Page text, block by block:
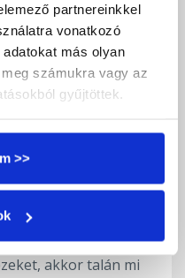
partnereinkkel
vonatkozó
más olyan
számukra vagy az
gyűjtöttek.
>>
– Az angyalok
jelekkel, váratlan
hogy egy
hideg fuvallatot,
dimenziók és az
akkor talán mi